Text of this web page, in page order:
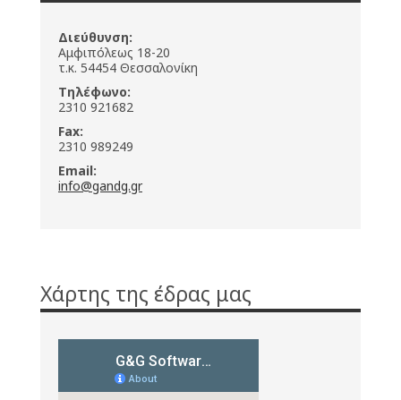
Διεύθυνση:
Αμφιπόλεως 18-20
τ.κ. 54454 Θεσσαλονίκη
Τηλέφωνο:
2310 921682
Fax:
2310 989249
Email:
info@gandg.gr
Χάρτης της έδρας μας